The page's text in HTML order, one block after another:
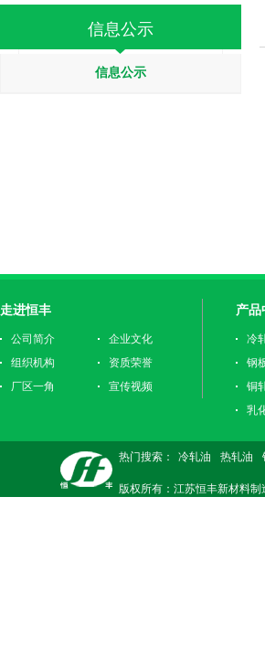
信息公示
信息公示
走进恒丰
公司简介
企业文化
组织机构
资质荣誉
厂区一角
宣传视频
产品
冷
钢
铜
乳
热门搜索： 冷轧油 热轧油
版权所有：江苏恒丰新材料制